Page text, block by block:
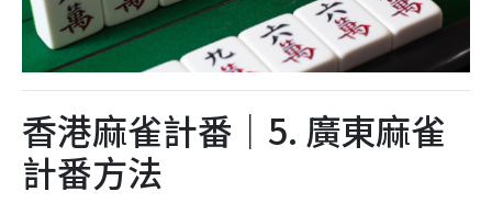
香港麻雀計番｜5. 廣東麻雀
計番方法